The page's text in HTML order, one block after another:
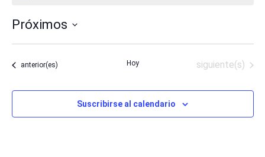
Próximos
Selecciona
Eventos
anterior(es) Hoy Eventos
siguiente(s)
Suscribirse al calendario